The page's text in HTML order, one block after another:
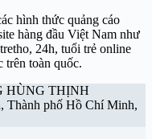
hình thức quảng cáo
hàng đầu Việt Nam như
24h, tuổi trẻ online
toàn quốc.
HÙNG THỊNH
Thành phố Hồ Chí Minh,